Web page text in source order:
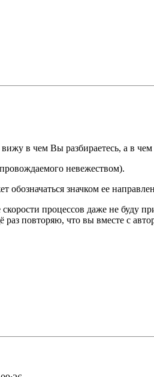
в чем Вы разбираетесь, а в чем
невежеством).
обозначаться значком ее
процессов даже не буду
повторяю, что вы вместе с